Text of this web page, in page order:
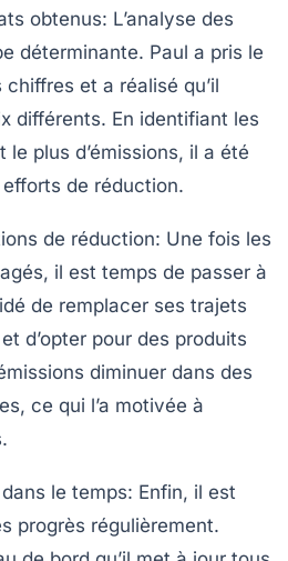
obtenus: L’analyse des
déterminante. Paul a pris le
chiffres et a réalisé qu’il
différents. En identifiant les
plus d’émissions, il a été
de réduction.
de réduction: Une fois les
il est temps de passer à
de remplacer ses trajets
d’opter pour des produits
diminuer dans des
ce qui l’a motivée à
le temps: Enfin, il est
progrès régulièrement.